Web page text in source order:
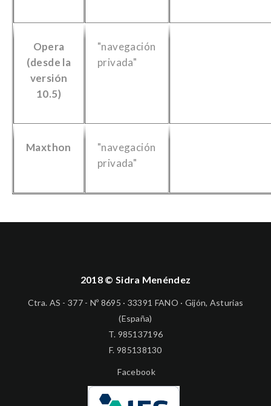
Opera
(desde la
versión
10.5)
"navegación
privada"
Maxthon
"navegación
privada"
2018 © Sidra Menéndez
Ctra. AS - 377 - Nº 8695 · 33391 FANO · Gijón, Asturias
(España)
T. 985137196
F. 985138130
Facebook